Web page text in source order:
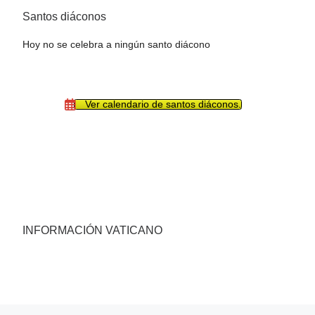
Santos diáconos
Hoy no se celebra a ningún santo diácono
Ver calendario de santos diáconos.
INFORMACIÓN VATICANO